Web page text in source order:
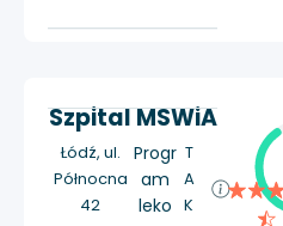
Szpital MSWiA
Łódź, ul.
Północna
42
Progr
am
leko
T
A
K